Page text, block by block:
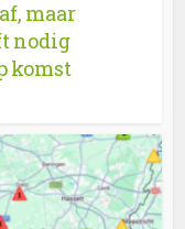
maar
nodig
komst